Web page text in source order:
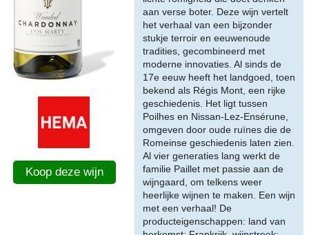
Koop deze wijn
aan verse boter. Deze wijn vertelt
het verhaal van een bijzonder
stukje terroir en eeuwenoude
tradities, gecombineerd met
moderne innovaties. Al sinds de
17e eeuw heeft het landgoed, toen
bekend als Régis Mont, een rijke
geschiedenis. Het ligt tussen
Poilhes en Nissan-Lez-Ensérune,
omgeven door oude ruïnes die de
Romeinse geschiedenis laten zien.
Al vier generaties lang werkt de
familie Paillet met passie aan de
wijngaard, om telkens weer
heerlijke wijnen te maken. Een wijn
met een verhaal! De
producteigenschappen: land van